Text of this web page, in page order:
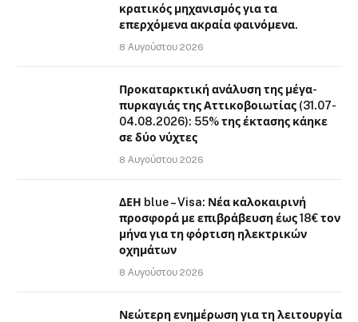
κρατικός μηχανισμός για τα
επερχόμενα ακραία φαινόμενα.
8 Αυγούστου 2026
Προκαταρκτική ανάλυση της μέγα-
πυρκαγιάς της Αττικοβοιωτίας (31.07-
04.08.2026): 55% της έκτασης κάηκε
σε δύο νύχτες
8 Αυγούστου 2026
ΔΕΗ blue – Visa: Νέα καλοκαιρινή
προσφορά με επιβράβευση έως 18€ τον
μήνα για τη φόρτιση ηλεκτρικών
οχημάτων
8 Αυγούστου 2026
Νεώτερη ενημέρωση για τη λειτουργία